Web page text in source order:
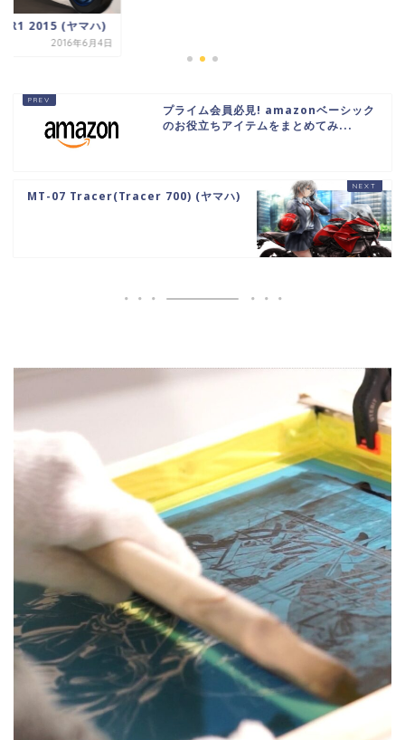
R1 2015 (ヤマハ)
2016年6月4日
プライム会員必見! amazonベーシック
のお役立ちアイテムをまとめてみ...
MT-07 Tracer(Tracer 700) (ヤマハ)